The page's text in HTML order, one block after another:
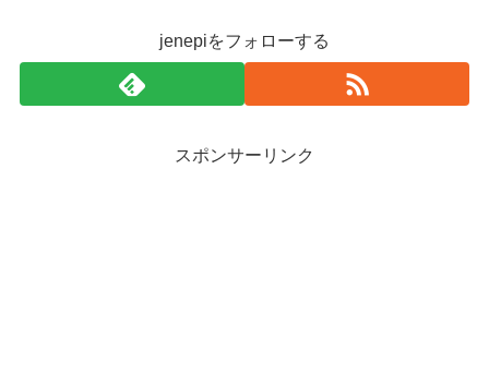
jenepiをフォローする
スポンサーリンク